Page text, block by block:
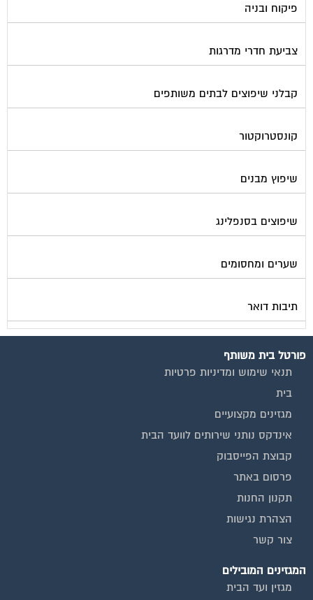
פיקוח ובניה
צביעת חדרי מדרגות
קבלני שיפוצים לבתים משותפים
קונסטרוקטור
שיפוץ מבנים
שיפוצים בסנפלינג
שערים ומחסומים
תיבות דואר
פורטל בית משותף
תנאי שימוש ומדיניות פרטיות
בית
מגזינים מקצועיים
אינדקס נותני שירותים לוועד הבית
קבוצת הפייסבוק
פרסום באתר
תקנון החנות
הצהרת נגישות
צור קשר
המגזינים המובילים
מגזין ועד הבית